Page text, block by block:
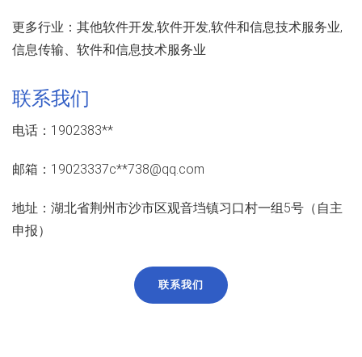
更多行业： 其他软件开发,软件开发,软件和信息技术服务业,
信息传输、软件和信息技术服务业
联系我们
电话：1902383**
邮箱：19023337c**738@qq.com
地址：湖北省荆州市沙市区观音垱镇习口村一组5号（自主
申报）
联系我们